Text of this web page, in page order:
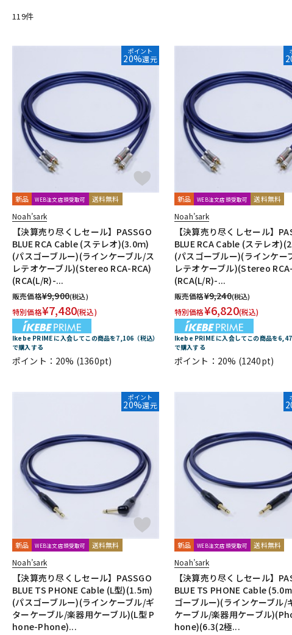
Electro Harmonix
G-K
GATOR Frameworks GOLDEN AGE
HERCULES
Heritage Audio HUMPBACK ENGINEERING IGS Audio
JZ Microphones
K.W.S KAKASHI Professional Stands KAOTICA
L-O
Lauten Audio Lexicon Line6 LOJECT maag
Millennia
MINI-SONEX MISTRAL MOGAMI Mojave Audio
Noah’sark
OHASHI Oktava OLLO AUDIO onso
Peluso PhoenixAudio
Providence
Pueblo Audio PULSE Purple audio QUIK LOK
Roswell Pro Audio
RUPERT NEVE DESIGNS
Shadow Hills Industries
SHINYA’S STUDIO SHIZUKA SHURE
STEDMAN
Steven Slate Audio Superlux SUZUKI Sym・
T-Z
TAKACHI TAMA TANNOY TASCAM tc electronic TC
TRIAL
Triprop TRUE DYNA
VELCRO(R) Brand
Vertigo Sound Vintech Audio
Wunder Audio
Xvive YAXI Zahl ZAOR
他
キョーリツ トーリハン パイン・クリエイト 山本音響工芸
119件
ポイント
20%還元
新品 WEB注文店頭受取可 送料無料
Noah’sark
【決算売り尽くしセール】PASSGO
BLUE RCA Cable (ステレオ)(3.0ｍ)
(パスゴーブルー)(ラインケーブル/ス
レテオケーブル)(Stereo RCA-RCA)
(RCA(L/R)-...
販売価格¥9,900(税込)
特別価格¥7,480(税込)
Ikebe PRIME に入会してこの商品を7,106（税込）
で購入する
ポイント：20% (1360pt)
新品 WEB注文店頭受取可 送料無料
Noah’sark
【決算売り尽くしセール】
BLUE RCA Cable (ステレオ
(パスゴーブルー)(ラインケー
レテオケーブル)(Stereo
(RCA(L/R)-...
販売価格¥9,240(税込)
特別価格¥6,820(税込)
Ikebe PRIME に入会してこの商品を
で購入する
ポイント：20% (1240pt)
ポイント
20%還元
新品 WEB注文店頭受取可 送料無料
Noah’sark
【決算売り尽くしセール】PASSGO
BLUE TS PHONE Cable (L型)(1.5m)
(パスゴーブルー)(ラインケーブル/ギ
ターケーブル/楽器用ケーブル)(L型 P
hone-Phone)...
新品 WEB注文店頭受取可 送料無料
Noah’sark
【決算売り尽くしセール】
BLUE TS PHONE Cable
ゴーブルー)(ラインケーブル/
ケーブル/楽器用ケーブル
hone)(6.3(2極...